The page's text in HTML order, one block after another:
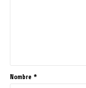
Nombre *